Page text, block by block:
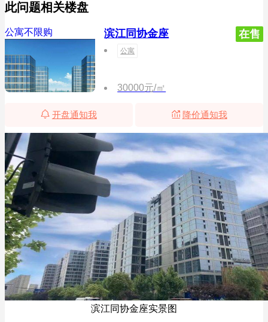
此问题相关楼盘
公寓不限购 滨江同协金座 在售
公寓
30000元/㎡
开盘通知我 降价通知我
滨江同协金座实景图